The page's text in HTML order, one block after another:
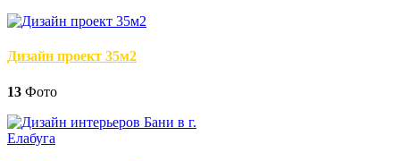
Дизайн проект 35м2
13 Фото